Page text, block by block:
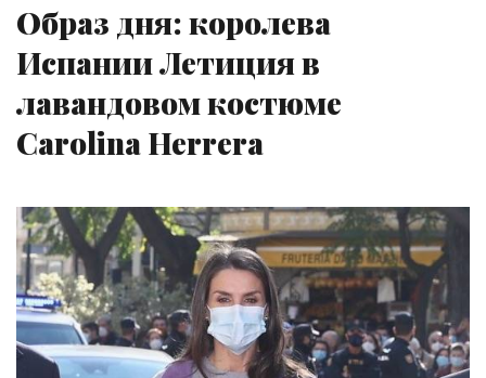
Образ дня: королева
Испании Летиция в
лавандовом костюме
Carolina Herrera